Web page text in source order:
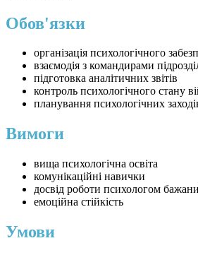
Обов'язки
організація психологічного
взаємодія з командирами
підготовка аналітичних звітів
контроль психологічного стану
планування психологічних
Вимоги
вища психологічна освіта
комунікаційні навички
досвід роботи психологом
емоційна стійкість
Умови